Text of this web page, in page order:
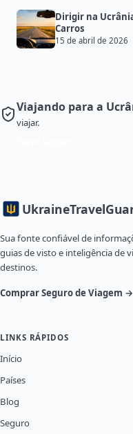
Dirigir na
Carros
15 de abril de 2026
Viajando para a
viajar.
Ukraine
Sua fonte confiável de
guias de visto e inteligência de
destinos.
Comprar Seguro de Viagem →
LINKS RÁPIDOS
Início
Países
Blog
Seguro